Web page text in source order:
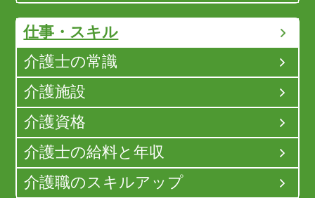
仕事・スキル
介護士の常識
介護施設
介護資格
介護士の給料と年収
介護職のスキルアップ